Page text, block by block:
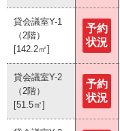
貸会議室Y-1
（2階）
[142.2㎡]
予約
状況
貸会議室Y-2
（2階）
[51.5㎡]
予約
状況
貸会議室Y-1
（2階）
[142.2㎡]
予約
状況
貸会議室Y-2
（2階）
[51.5㎡]
予約
状況